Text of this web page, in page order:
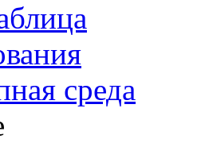
среда